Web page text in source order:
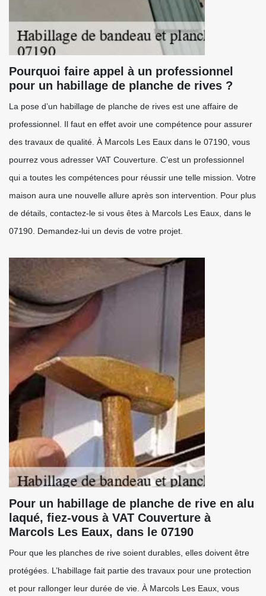
Pourquoi faire appel à un professionnel
pour un habillage de planche de rives ?
La pose d’un habillage de planche de rives est une affaire de
professionnel. Il faut en effet avoir une compétence pour assurer
des travaux de qualité. À Marcols Les Eaux dans le 07190, vous
pourrez vous adresser VAT Couverture. C’est un professionnel
qui a toutes les compétences pour réussir une telle mission. Votre
maison aura une nouvelle allure après son intervention. Pour plus
de détails, contactez-le si vous êtes à Marcols Les Eaux, dans le
07190. Demandez-lui un devis de votre projet.
Pour un habillage de planche de rive en alu
laqué, fiez-vous à VAT Couverture à
Marcols Les Eaux, dans le 07190
Pour que les planches de rive soient durables, elles doivent être
protégées. L’habillage fait partie des travaux pour une protection
et pour rallonger leur durée de vie. À Marcols Les Eaux, vous